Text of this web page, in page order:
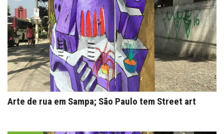
Arte de rua em Sampa; São Paulo tem Street art